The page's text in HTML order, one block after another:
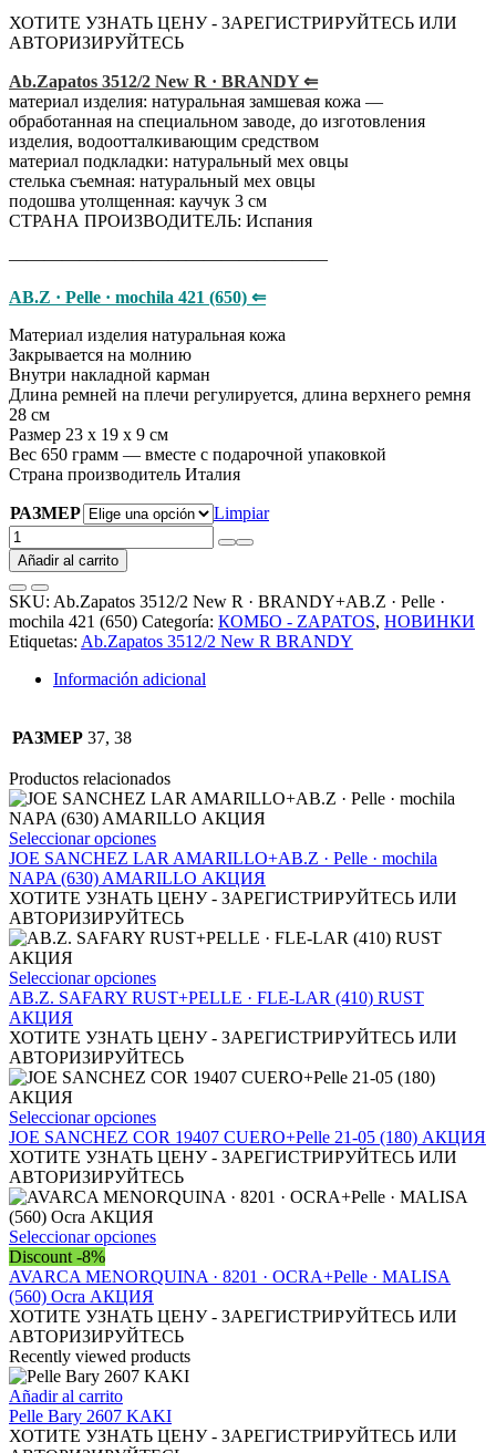
ХОТИТЕ УЗНАТЬ ЦЕНУ - ЗАРЕГИСТРИРУЙТЕСЬ ИЛИ
АВТОРИЗИРУЙТЕСЬ
Ab.Zapatos 3512/2 New R · BRANDY ⇐
материал изделия: натуральная замшевая кожа —
обработанная на специальном заводе, до изготовления
изделия, водоотталкивающим средством
материал подкладки: натуральный мех овцы
стелька съемная: натуральный мех овцы
подошва утолщенная: каучук 3 см
СТРАНА ПРОИЗВОДИТЕЛЬ: Испания
——————————————————
AB.Z · Pelle · mochila 421 (650) ⇐
Материал изделия натуральная кожа
Закрывается на молнию
Внутри накладной карман
Длина ремней на плечи регулируется, длина верхнего ремня
28 см
Размер 23 х 19 х 9 см
Вес 650 грамм — вместе с подарочной упаковкой
Страна производитель Италия
РАЗМЕР
Limpiar
Ab.Zapatos
3512/2
New
R
·
BRANDY+AB.Z
·
Pelle
421
АКЦИЯ
cantidad
Añadir al carrito
SKU: Ab.Zapatos 3512/2 New R · BRANDY+AB.Z · Pelle ·
mochila 421 (650) Categoría: КОМБО - ZAPATOS, НОВИНКИ
Etiquetas: Ab.Zapatos 3512/2 New R BRANDY
Información adicional
РАЗМЕР 37, 38
Productos relacionados
Seleccionar opcionesEste
producto
tiene
múltiples
variantes.
Las
se
pueden
en
la
página
producto
JOE SANCHEZ LAR AMARILLO+AB.Z · Pelle · mochila
NAPA (630) AMARILLO АКЦИЯ
ХОТИТЕ УЗНАТЬ ЦЕНУ - ЗАРЕГИСТРИРУЙТЕСЬ ИЛИ
АВТОРИЗИРУЙТЕСЬ
Seleccionar opcionesEste
producto
múltiples
variantes.
Las
se
pueden
elegir
en
la
de
AB.Z. SAFARY RUST+PELLE · FLE-LAR (410) RUST
АКЦИЯ
ХОТИТЕ УЗНАТЬ ЦЕНУ - ЗАРЕГИСТРИРУЙТЕСЬ ИЛИ
АВТОРИЗИРУЙТЕСЬ
Seleccionar opcionesEste
producto
tiene
múltiples
variantes.
opciones
pueden
en
la
página
de
JOE SANCHEZ COR 19407 CUERO+Pelle 21-05 (180) АКЦИЯ
ХОТИТЕ УЗНАТЬ ЦЕНУ - ЗАРЕГИСТРИРУЙТЕСЬ ИЛИ
АВТОРИЗИРУЙТЕСЬ
Seleccionar opcionesEste
tiene
variantes.
Las
opciones
se
elegir
en
Discount -8%
AVARCA MENORQUINA · 8201 · OCRA+Pelle · MALISA
(560) Ocra АКЦИЯ
ХОТИТЕ УЗНАТЬ ЦЕНУ - ЗАРЕГИСТРИРУЙТЕСЬ ИЛИ
АВТОРИЗИРУЙТЕСЬ
Recently viewed products
Añadir al carrito
Pelle Bary 2607 KAKI
ХОТИТЕ УЗНАТЬ ЦЕНУ - ЗАРЕГИСТРИРУЙТЕСЬ ИЛИ